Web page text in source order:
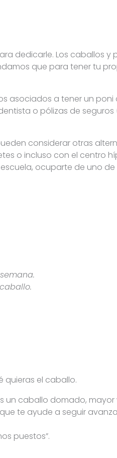
dedicarle. Los caballos y
que para tener tu
asociados a tener un poni
o pólizas de seguros
considerar otras
o incluso con el centro
ocuparte de uno
quieras el caballo.
un caballo domado, mayor
te ayude a seguir
puestos”.